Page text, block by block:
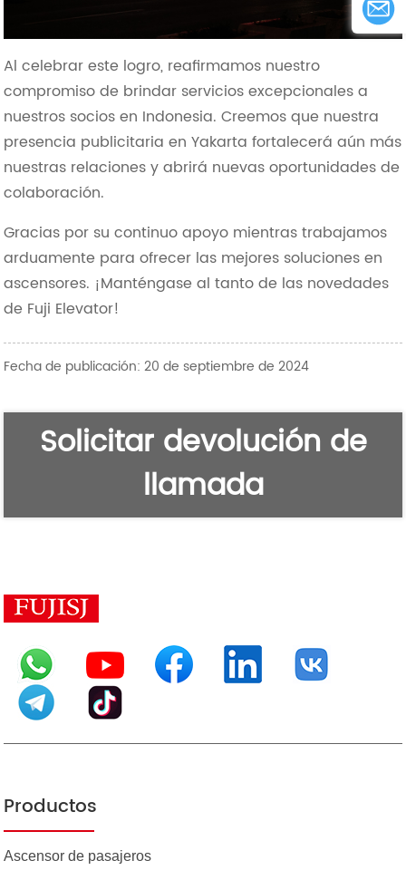
Al celebrar este logro, reafirmamos nuestro
compromiso de brindar servicios excepcionales a
nuestros socios en Indonesia. Creemos que nuestra
presencia publicitaria en Yakarta fortalecerá aún más
nuestras relaciones y abrirá nuevas oportunidades de
colaboración.
Gracias por su continuo apoyo mientras trabajamos
arduamente para ofrecer las mejores soluciones en
ascensores. ¡Manténgase al tanto de las novedades
de Fuji Elevator!
Fecha de publicación: 20 de septiembre de 2024
Solicitar devolución de
llamada
Productos
Ascensor de pasajeros